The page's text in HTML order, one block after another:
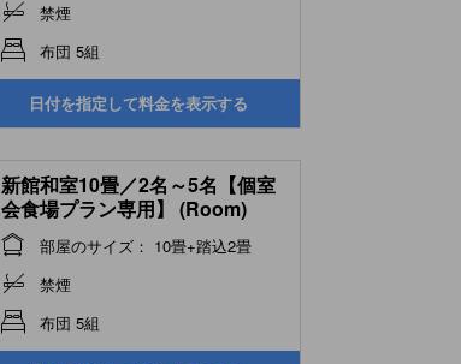
禁煙
布団 5組
日付を指定して料金を表示する
新館和室10畳／2名～5名【個室
会食場プラン専用】 (Room)
部屋のサイズ： 10畳+踏込2畳
禁煙
布団 5組